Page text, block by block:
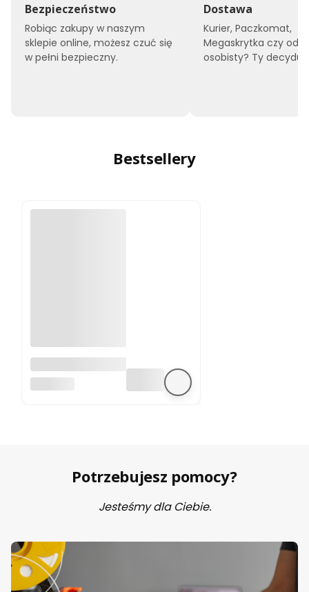
Bezpieczeństwo
Robiąc zakupy w naszym
sklepie online, możesz czuć się
w pełni bezpieczny.
Dostawa
Kurier, Paczkomat,
Megaskrytka czy
osobisty? Ty
Bestsellery
A4988 sterownik
silnika krokowego
Potrzebujesz pomocy?
Jesteśmy dla Ciebie.